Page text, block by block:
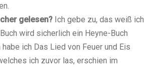
gelesen? Ich gebe zu, das weiß ich
wird sicherlich ein Heyne-Buch
ich Das Lied von Feuer und Eis
ich zuvor las, erschien im